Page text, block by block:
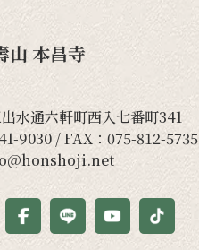
山 本昌寺
水通六軒町西入七番町341
9030/ FAX：075-812-5735